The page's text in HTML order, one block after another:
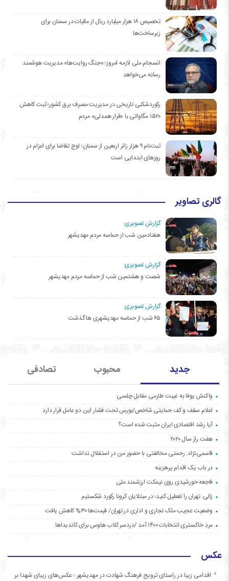
تخصیص ۱۸ هزار میلیارد ریال از مالیات در سمنان برای
زیرساخت‌ها
انسجام ملی لازمه امروز؛ «جنگ روایت‌ها» مدیریت هوشمند
رسانه می‌خواهد
رکوردشکنی تاریخی در مدیریت مصرف برق کشور؛ ثبت کاهش
۱۵۲۰ مگاواتی با «قرار همدلی» مردم
ثبت‌نام ۹ هزار زائر اربعین از سمنان؛ اوج تقاضا برای اعزام در
روزهای ابتدایی است
گالری تصاویر
گزارش تصویری:
هفتادمین شب از حماسه مردم مهدیشهر
گزارش تصویری:
شصت و هشتمین شب از حماسه مردم مهدیشهر
گزارش تصویری:
۶۵ شب از حماسه مهدیشهری ها گذشت
جدید محبوب تصادفی
واکنش یوفا به غیبت طارمی مقابل چلسی
اعلام سقف و کف حمایتی شاخص/بورس تحت فشار این دو عامل قرار دارد
آیا رشد اقتصادی ایران مثبت شده است؟
هفت راز سال ۲۰۲۰
قاسمی‌نژاد: رحمتی مخالفتی با حضور من در استقلال نداشت
در باب یک اقدام پرهزینه
فاجعه خورشیدی روی نیمکت ارزشمند ملی
زالی: تهران را تعطیل کنید؛ در مبتلایان کرونا رکورد شکستیم
وضعیت عجیب ملک تجاری و اداری در تهران/ قیمت‌ها ۳۰% کاهش یافت
مردِ خاکستری انتخابات ۱۴۰۰ آمد /دردسر کلاب هاوس برای کاندیداها
عکس
اقدامی زیبا در راستای ترویج فرهنگ شهادت در مهدیشهر ؛ عکس‌های زیبای شهدا بر